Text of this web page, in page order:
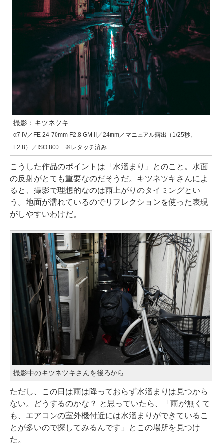
撮影：キツネツキ
α7 IV／FE 24-70mm F2.8 GM II／24mm／マニュアル露出（1/25秒、
F2.8）／ISO 800 ※レタッチ済み
こうした作品のポイントは「水溜まり」とのこと。水面
の反射がとても重要なのだそうだ。キツネツキさんによ
ると、撮影で理想的なのは雨上がりのタイミングとい
う。地面が濡れているのでリフレクションを使った表現
がしやすいわけだ。
撮影中のキツネツキさんを後ろから
ただし、この日は雨は降っておらず水溜まりは見つから
ない。どうするのかな？ と思っていたら、「雨が無くて
も、エアコンの室外機付近には水溜まりができているこ
とが多いので探してみるんです」とこの場所を見つけ
た。